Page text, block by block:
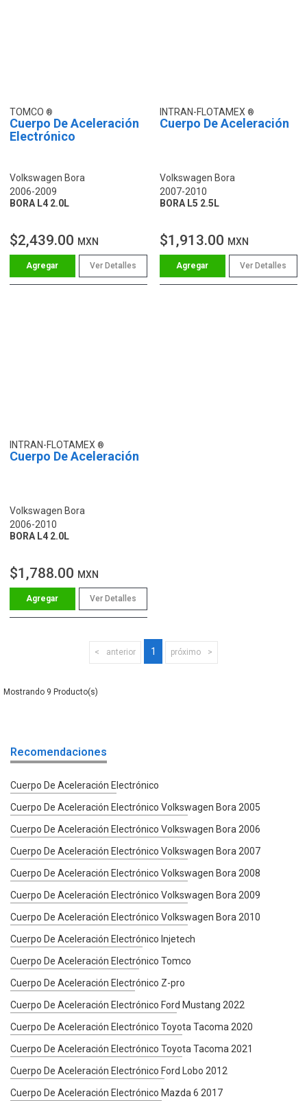
TOMCO
Cuerpo De Aceleración
Electrónico
Volkswagen Bora
2006-2009
BORA L4 2.0L
$2,439.00 MXN
Ver Detalles
INTRAN-FLOTAMEX
Cuerpo De Aceleración
Volkswagen Bora
2007-2010
BORA L5 2.5L
$1,913.00 MXN
Ver Detalles
INTRAN-FLOTAMEX
Cuerpo De Aceleración
Volkswagen Bora
2006-2010
BORA L4 2.0L
$1,788.00 MXN
Ver Detalles
anterior 1 próximo
9
Recomendaciones
Cuerpo De Aceleración Electrónico
Cuerpo De Aceleración Electrónico Volkswagen Bora 2005
Cuerpo De Aceleración Electrónico Volkswagen Bora 2006
Cuerpo De Aceleración Electrónico Volkswagen Bora 2007
Cuerpo De Aceleración Electrónico Volkswagen Bora 2008
Cuerpo De Aceleración Electrónico Volkswagen Bora 2009
Cuerpo De Aceleración Electrónico Volkswagen Bora 2010
Cuerpo De Aceleración Electrónico Injetech
Cuerpo De Aceleración Electrónico Tomco
Cuerpo De Aceleración Electrónico Z-pro
Cuerpo De Aceleración Electrónico Ford Mustang 2022
Cuerpo De Aceleración Electrónico Toyota Tacoma 2020
Cuerpo De Aceleración Electrónico Toyota Tacoma 2021
Cuerpo De Aceleración Electrónico Ford Lobo 2012
Cuerpo De Aceleración Electrónico Mazda 6 2017